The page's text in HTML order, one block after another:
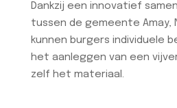
Dankzij een innovatief
tussen de gemeente Amay,
kunnen burgers individuele
het aanleggen van een
zelf het materiaal.